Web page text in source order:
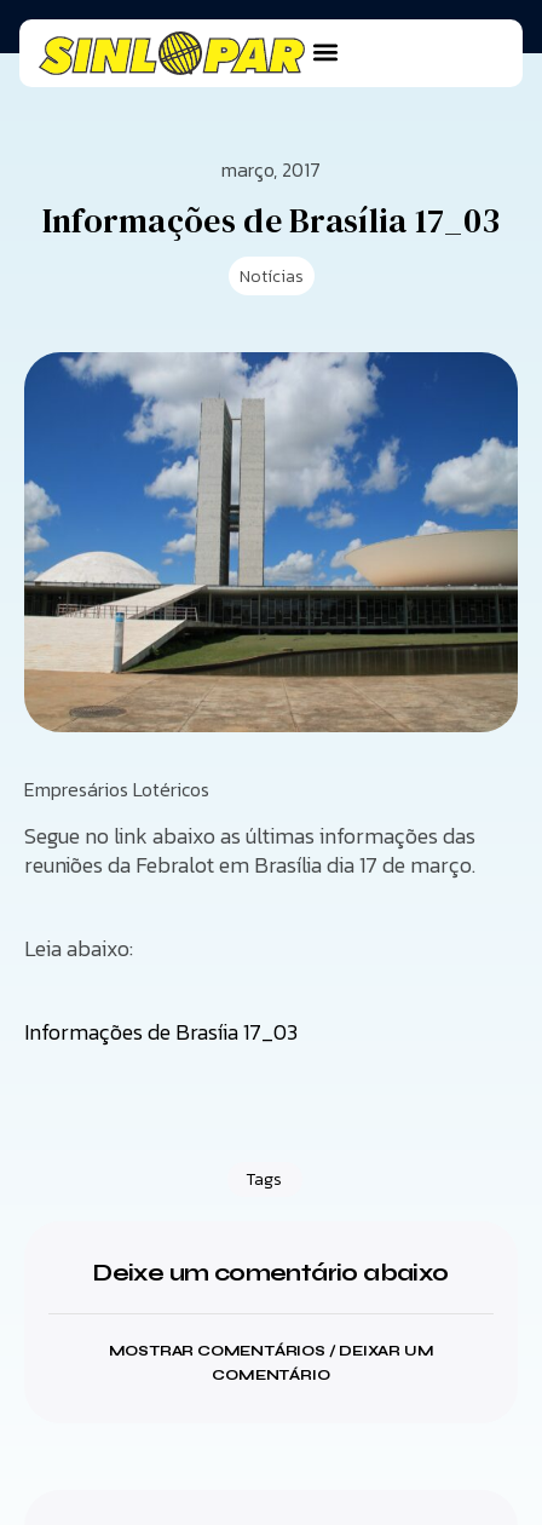
março, 2017
Informações de Brasília 17_03
Notícias
Empresários Lotéricos
Segue no link abaixo as últimas informações das
reuniões da Febralot em Brasília dia 17 de março.
Leia abaixo:
Informações de Brasíia 17_03
Tags
Deixe um comentário abaixo
MOSTRAR COMENTÁRIOS / DEIXAR UM
COMENTÁRIO